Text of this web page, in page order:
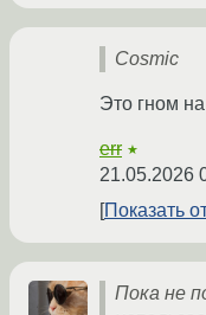
Cosmiс
Это гном
err ★
21.05.2026
Показать
Пока не